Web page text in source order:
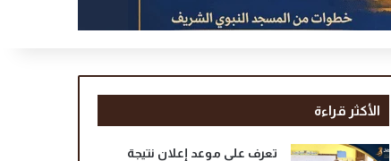
الأكثر قراءة
تعرف علي موعد إعلان نتيجة